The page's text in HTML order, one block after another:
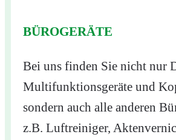
BÜROGERÄTE
Bei uns finden Sie nicht nur
Multifunktionsgeräte und
sondern auch alle anderen
z.B. Luftreiniger,